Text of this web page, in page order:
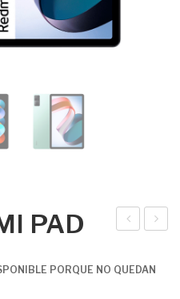
MI
MI
PAD
PORQUE NO QUEDAN